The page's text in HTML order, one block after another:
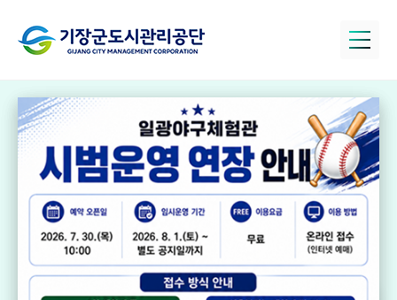
정관아쿠아드림 파크 국민체육센터